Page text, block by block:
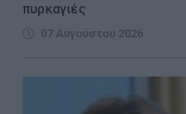
πυρκαγιές
07 Αυγούστου 2026